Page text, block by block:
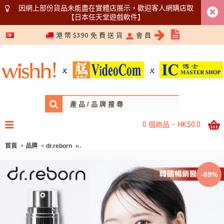
因網上部份貨品未能盡在實體店展示，歡迎客人網購店取
【日本任天堂遊戲軟件】
5366 1340
港 幣 $390 免 費 送 貨 會 員
0 個商品 - HK$0.0
首頁 品牌 dr.reborn dr.reborn Exosome Refirmshot Ampoule 微針毛孔
-69%